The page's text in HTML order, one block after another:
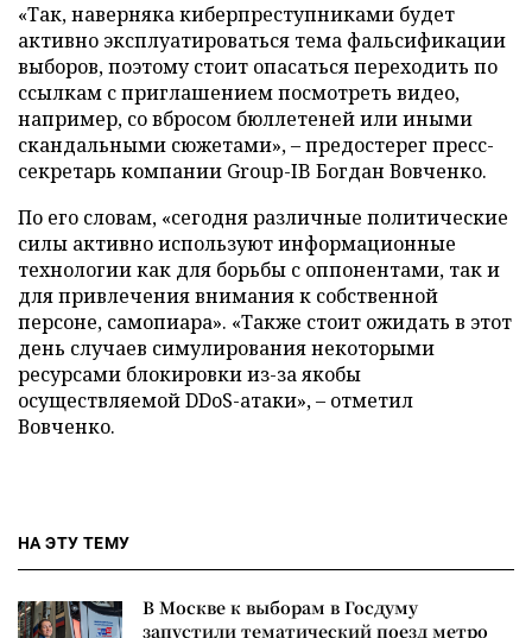
«Так, наверняка киберпреступниками будет
активно эксплуатироваться тема фальсификации
выборов, поэтому стоит опасаться переходить по
ссылкам с приглашением посмотреть видео,
например, со вбросом бюллетеней или иными
скандальными сюжетами», – предостерег пресс-
секретарь компании Group-IB Богдан Вовченко.
По его словам, «сегодня различные политические
силы активно используют информационные
технологии как для борьбы с оппонентами, так и
для привлечения внимания к собственной
персоне, самопиара». «Также стоит ожидать в этот
день случаев симулирования некоторыми
ресурсами блокировки из-за якобы
осуществляемой DDoS-атаки», – отметил
Вовченко.
НА ЭТУ ТЕМУ
В Москве к выборам в Госдуму
запустили тематический поезд метро